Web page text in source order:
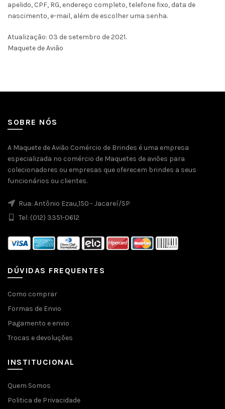
apelido, CPF, RG, endereço completo, telefone fixo, data de
nascimento, e-mail, além de escolher uma senha.
Atualização: 03 de setembro de 2021.
Maquete de Avião
SOBRE NÓS
A Maquete de Avião Comércio de Brindes é uma empresa
especializada no comércio de Maquetes de aviões para
colecionadores ou empresas que oferecem brindes a seus
funcionários ou clientes.
Rua: Antônio Ezau,150 - Jacareí/SP
Tel: (012) 3351-0612
DÚVIDAS FREQUENTES
Como comprar
Formas de Envio
Pagamento e envio
Trocas e devoluções
INSTITUCIONAL
Quem Somos
Politica de Privacidade